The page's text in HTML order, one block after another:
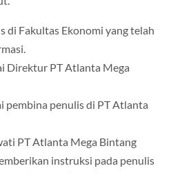
di Fakultas Ekonomi yang telah
Direktur PT Atlanta Mega
pembina penulis di PT Atlanta
PT Atlanta Mega Bintang
instruksi pada penulis